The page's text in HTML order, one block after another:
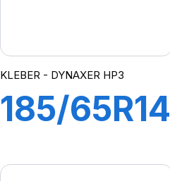
KLEBER - DYNAXER HP3
185/65R14